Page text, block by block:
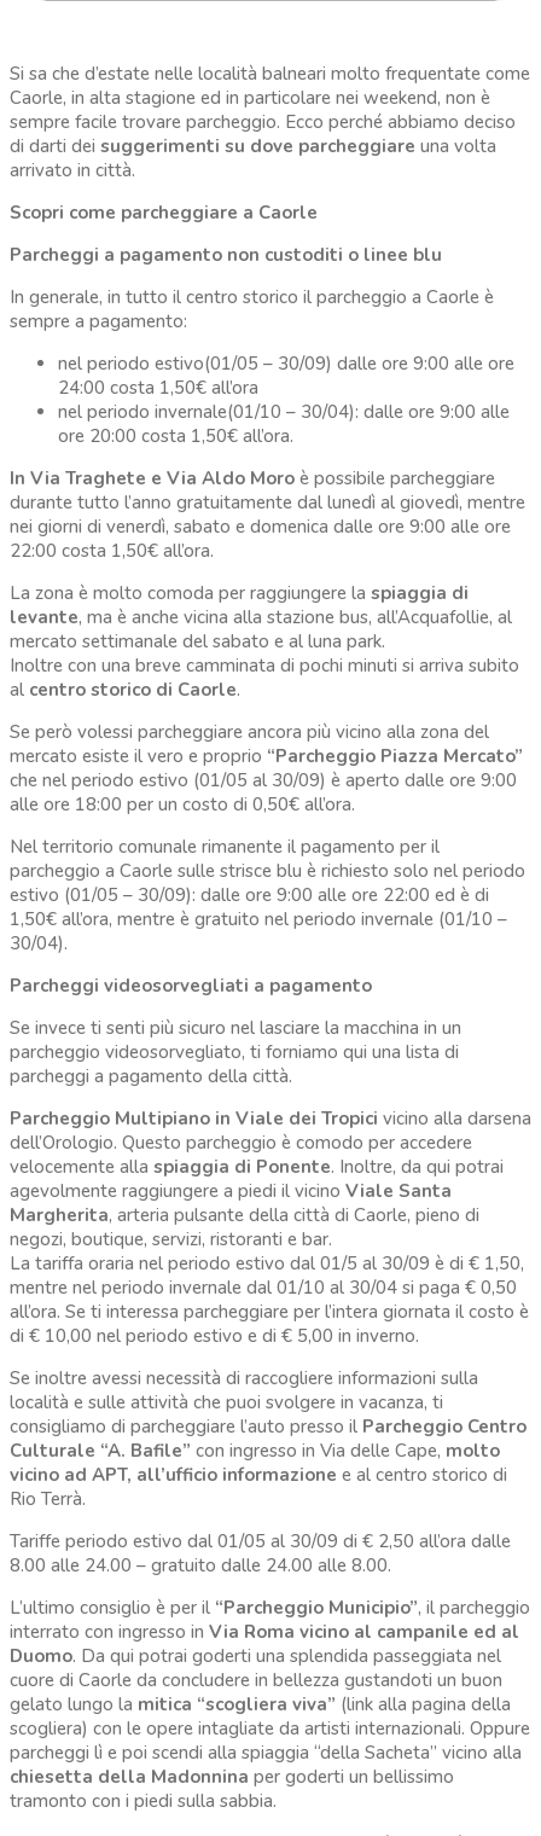
Si sa che d’estate nelle località balneari molto frequentate come
Caorle, in alta stagione ed in particolare nei weekend, non è
sempre facile trovare parcheggio. Ecco perché abbiamo deciso
di darti dei suggerimenti su dove parcheggiare una volta
arrivato in città.
Scopri come parcheggiare a Caorle
Parcheggi a pagamento non custoditi o linee blu
In generale, in tutto il centro storico il parcheggio a Caorle è
sempre a pagamento:
nel periodo estivo(01/05 – 30/09) dalle ore 9:00 alle ore
24:00 costa 1,50€ all’ora
nel periodo invernale(01/10 – 30/04): dalle ore 9:00 alle
ore 20:00 costa 1,50€ all’ora.
In Via Traghete e Via Aldo Moro è possibile parcheggiare
durante tutto l’anno gratuitamente dal lunedì al giovedì, mentre
nei giorni di venerdì, sabato e domenica dalle ore 9:00 alle ore
22:00 costa 1,50€ all’ora.
La zona è molto comoda per raggiungere la spiaggia di
levante, ma è anche vicina alla stazione bus, all’Acquafollie, al
mercato settimanale del sabato e al luna park.
Inoltre con una breve camminata di pochi minuti si arriva subito
al centro storico di Caorle.
Se però volessi parcheggiare ancora più vicino alla zona del
mercato esiste il vero e proprio “Parcheggio Piazza Mercato”
che nel periodo estivo (01/05 al 30/09) è aperto dalle ore 9:00
alle ore 18:00 per un costo di 0,50€ all’ora.
Nel territorio comunale rimanente il pagamento per il
parcheggio a Caorle sulle strisce blu è richiesto solo nel periodo
estivo (01/05 – 30/09): dalle ore 9:00 alle ore 22:00 ed è di
1,50€ all’ora, mentre è gratuito nel periodo invernale (01/10 –
30/04).
Parcheggi videosorvegliati a pagamento
Se invece ti senti più sicuro nel lasciare la macchina in un
parcheggio videosorvegliato, ti forniamo qui una lista di
parcheggi a pagamento della città.
Parcheggio Multipiano in Viale dei Tropici vicino alla darsena
dell’Orologio. Questo parcheggio è comodo per accedere
velocemente alla spiaggia di Ponente. Inoltre, da qui potrai
agevolmente raggiungere a piedi il vicino Viale Santa
Margherita, arteria pulsante della città di Caorle, pieno di
negozi, boutique, servizi, ristoranti e bar.
La tariffa oraria nel periodo estivo dal 01/5 al 30/09 è di € 1,50,
mentre nel periodo invernale dal 01/10 al 30/04 si paga € 0,50
all’ora. Se ti interessa parcheggiare per l’intera giornata il costo è
di € 10,00 nel periodo estivo e di € 5,00 in inverno.
Se inoltre avessi necessità di raccogliere informazioni sulla
località e sulle attività che puoi svolgere in vacanza, ti
consigliamo di parcheggiare l’auto presso il Parcheggio Centro
Culturale “A. Bafile” con ingresso in Via delle Cape, molto
vicino ad APT, all’ufficio informazione e al centro storico di
Rio Terrà.
Tariffe periodo estivo dal 01/05 al 30/09 di € 2,50 all’ora dalle
8.00 alle 24.00 – gratuito dalle 24.00 alle 8.00.
L’ultimo consiglio è per il “Parcheggio Municipio”, il parcheggio
interrato con ingresso in Via Roma vicino al campanile ed al
Duomo. Da qui potrai goderti una splendida passeggiata nel
cuore di Caorle da concludere in bellezza gustandoti un buon
gelato lungo la mitica “scogliera viva” (link alla pagina della
scogliera) con le opere intagliate da artisti internazionali. Oppure
parcheggi lì e poi scendi alla spiaggia “della Sacheta” vicino alla
chiesetta della Madonnina per goderti un bellissimo
tramonto con i piedi sulla sabbia.